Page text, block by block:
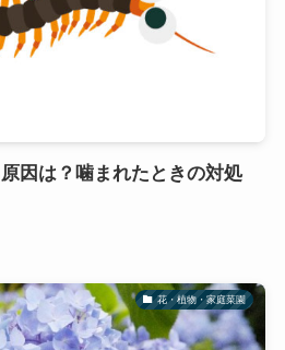
因は？噛まれたときの対処
花・植物・家庭菜園